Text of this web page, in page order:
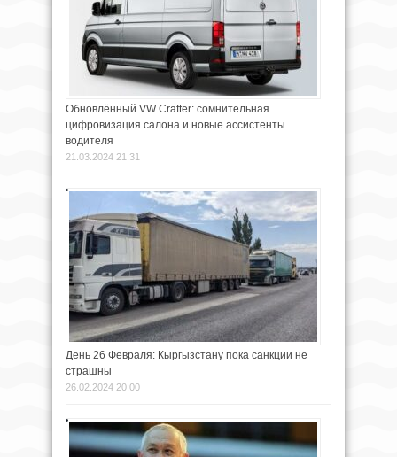
Обновлённый VW Crafter: сомнительная
цифровизация салона и новые ассистенты
водителя
21.03.2024 21:31
День 26 Февраля: Кыргызстану пока санкции не
страшны
26.02.2024 20:00